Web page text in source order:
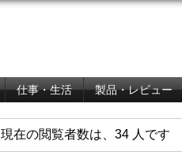
仕事・生活
製品・レビュー
現在の閲覧者数は、34 人です